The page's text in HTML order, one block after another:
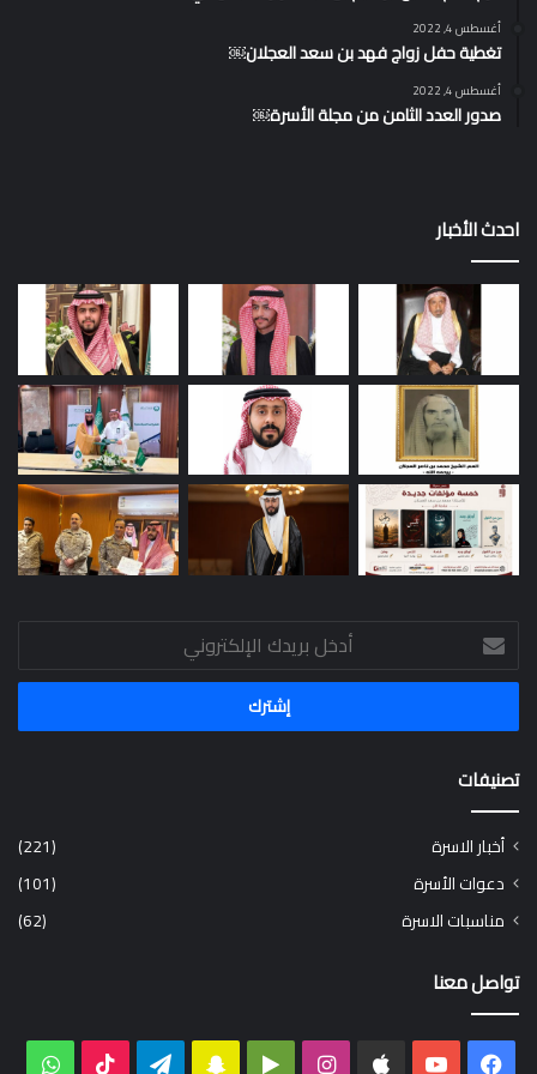
أغسطس 4, 2022
تغطية حفل زواج فهد بن سعد العجلان￼
أغسطس 4, 2022
صدور العدد الثامن من مجلة الأسرة￼
احدث الأخبار
أدخل
بريدك
الإلكتروني
تصنيفات
أخبار الاسرة
(221)
دعوات الأسرة
(101)
مناسبات الاسرة
(62)
تواصل معنا
فيسبوك ‫YouTube انستقرام ‏Google سناب تيلقرام ‫TikTok